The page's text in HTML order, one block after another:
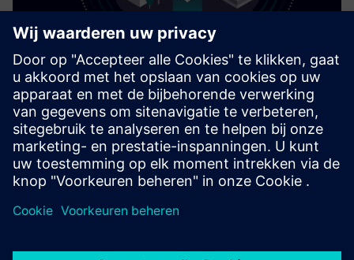
Cyberbeveiliging voor de industrie
Security-informatie
Om fabrieken, systemen, machines en netwerken tegen
een holistisch, ultramodern concept voor industriële
onderhouden. De producten en oplossingen van Siemens